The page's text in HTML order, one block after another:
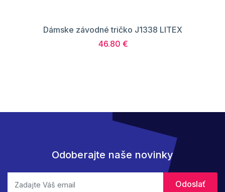
Dámske závodné tričko J1338 LITEX
46.80 €
Odoberajte naše novinky